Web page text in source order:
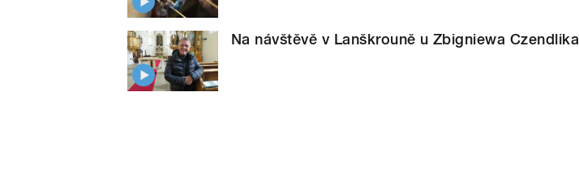
Na návštěvě v Lanškrouně u Zbigniewa Czendlika